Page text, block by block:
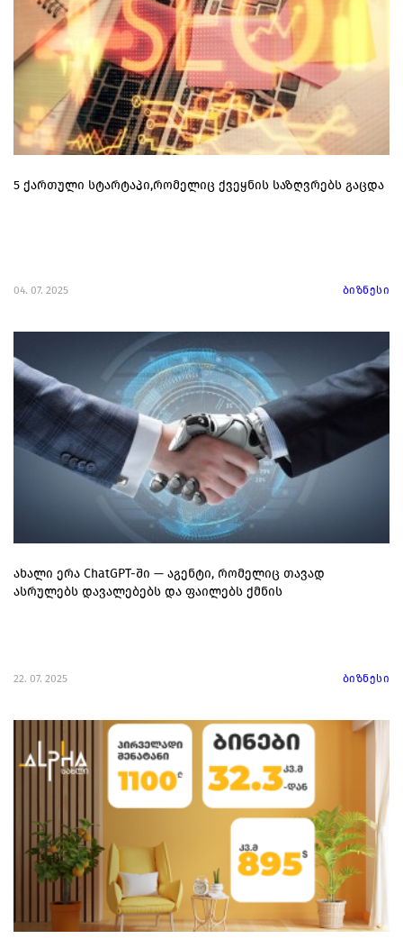
5 ქართული სტარტაპი,რომელიც ქვეყნის საზღვრებს გაცდა
04. 07. 2025 ბიზნესი
ახალი ერა ChatGPT-ში — აგენტი, რომელიც თავად
ასრულებს დავალებებს და ფაილებს ქმნის
22. 07. 2025 ბიზნესი